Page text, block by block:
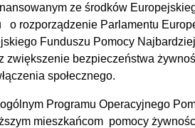
ze środków
o rozporządzenie Parlamentu
Funduszu Pomocy
zwiększenie bezpieczeństwa
społecznego.
Programu Operacyjnego
mieszkańcom pomocy